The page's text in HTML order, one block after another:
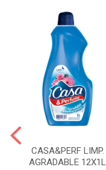
CASA&PERF LIMP.
AGRADABLE 12X1L